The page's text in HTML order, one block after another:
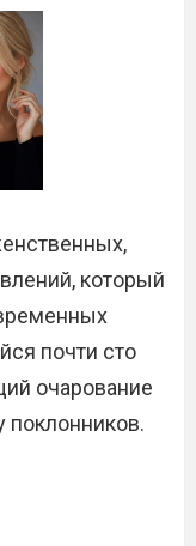
который
почти сто
очарование
поклонников.